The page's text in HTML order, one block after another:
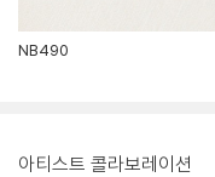
NB490
아티스트 콜라보레이션